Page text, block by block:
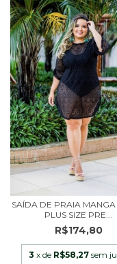
SAÍDA DE PRAIA MANGA
PLUS SIZE PRE...
R$174,80
3 x de R$58,27 sem